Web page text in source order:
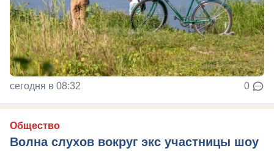
сегодня в 08:32 0
Общество
Волна слухов вокруг экс участницы шоу